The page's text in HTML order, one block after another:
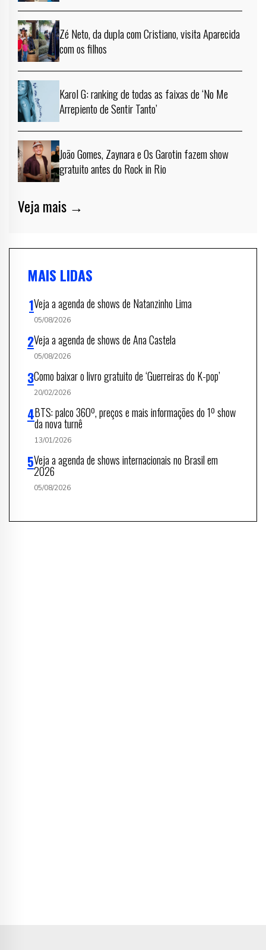
Zé Neto, da dupla com Cristiano, visita Aparecida
com os filhos
Karol G: ranking de todas as faixas de ‘No Me
Arrepiento de Sentir Tanto’
João Gomes, Zaynara e Os Garotin fazem show
gratuito antes do Rock in Rio
Veja mais →
MAIS LIDAS
Veja a agenda de shows de Natanzinho Lima
05/08/2026
Veja a agenda de shows de Ana Castela
05/08/2026
Como baixar o livro gratuito de ‘Guerreiras do K-pop’
20/02/2026
BTS: palco 360º, preços e mais informações do 1º show
da nova turnê
13/01/2026
Veja a agenda de shows internacionais no Brasil em
2026
05/08/2026